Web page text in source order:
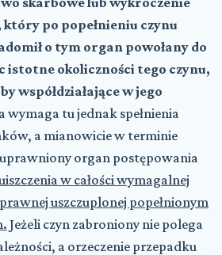
po popełnieniu czynu
o tym organ powołany do
istotne okoliczności tego czynu,
współdziałające w jego
wymaga tu jednak spełnienia
a mianowicie w terminie
organ postępowania
w całości wymagalnej
uszczuplonej popełnionym
Jeżeli czyn zabroniony nie polega
a orzeczenie przepadku